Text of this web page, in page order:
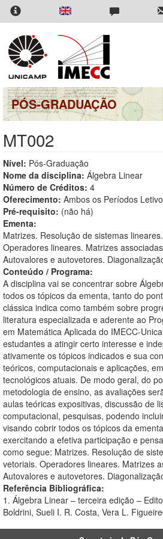
Pular
para
conteúdo
principal
PÓS-GRADUAÇÃO
MT002
Nível: Pós-Graduação
Nome da disciplina: Álgebra Linear
Número de Créditos: 4
Oferecimento: Ambos os Períodos
Pré-requisito: (não há)
Ementa:
Matrizes. Resolução de sistemas
Operadores lineares. Matrizes
Autovalores e autovetores.
Conteúdo / Programa:
A disciplina vai se concentrar sobre
todos os tópicos da ementa, tanto do
clássica indica como também sobre
literatura especializada e aderente ao
em Matemática Aplicada do IMECC-
estudantes a atingir certo interesse e
ativamente os tópicos indicados e sua
teóricos, computacionais e aplicações,
tecnológicos atuais. De modo geral, do
metodologia de ensino, as avaliações
aulas teóricas expositivas, discussão de
computacional, pesquisas, podendo
visando cobrir todos os tópicos da
exercitando a efetiva participação e
como segue: Matrizes. Resolução de
vetoriais. Operadores lineares. Matrizes
Autovalores e autovetores.
Referência Bibliográfica:
1. Álgebra Linear – terceira edição –
Boldrini, Sueli I. R. Costa, Vera L.